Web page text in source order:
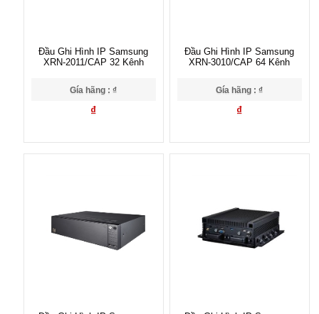
Đầu Ghi Hình IP Samsung
XRN-2011/CAP 32 Kênh
Gía hãng : ₫
₫
Đầu Ghi Hình IP Samsung
XRN-3010/CAP 64 Kênh
Gía hãng : ₫
₫